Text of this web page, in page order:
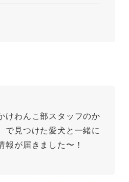
けわんこ部スタッフのか
で見つけた愛犬と一緒に
報が届きました〜！